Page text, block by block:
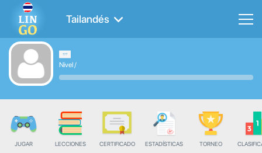
Tailandés
Nivel/
JUGAR LECCIONES CERTIFICADO ESTADÍSTICAS TORNEO